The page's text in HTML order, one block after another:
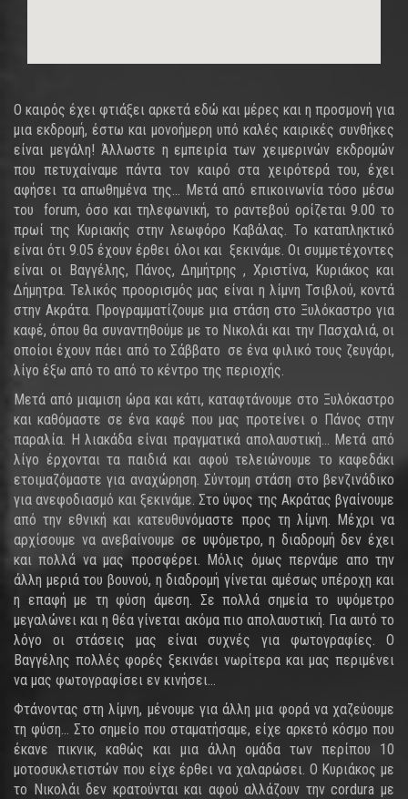
Ο καιρός έχει φτιάξει αρκετά εδώ και μέρες και η προσμονή για
μια εκδρομή, έστω και μονοήμερη υπό καλές καιρικές συνθήκες
είναι μεγάλη! Άλλωστε η εμπειρία των χειμερινών εκδρομών
που πετυχαίναμε πάντα τον καιρό στα χειρότερά του, έχει
αφήσει τα απωθημένα της… Μετά από επικοινωνία τόσο μέσω
του forum, όσο και τηλεφωνική, το ραντεβού ορίζεται 9.00 το
πρωί της Κυριακής στην λεωφόρο Καβάλας. Το καταπληκτικό
είναι ότι 9.05 έχουν έρθει όλοι και ξεκινάμε. Οι συμμετέχοντες
είναι οι Βαγγέλης, Πάνος, Δημήτρης , Χριστίνα, Κυριάκος και
Δήμητρα. Τελικός προορισμός μας είναι η λίμνη Τσιβλού, κοντά
στην Ακράτα. Προγραμματίζουμε μια στάση στο Ξυλόκαστρο για
καφέ, όπου θα συναντηθούμε με το Νικολάι και την Πασχαλιά, οι
οποίοι έχουν πάει από το Σάββατο σε ένα φιλικό τους ζευγάρι,
λίγο έξω από το από το κέντρο της περιοχής.
Μετά από μιαμιση ώρα και κάτι, καταφτάνουμε στο Ξυλόκαστρο
και καθόμαστε σε ένα καφέ που μας προτείνει ο Πάνος στην
παραλία. Η λιακάδα είναι πραγματικά απολαυστική… Μετά από
λίγο έρχονται τα παιδιά και αφού τελειώνουμε το καφεδάκι
ετοιμαζόμαστε για αναχώρηση. Σύντομη στάση στο βενζινάδικο
για ανεφοδιασμό και ξεκινάμε. Στο ύψος της Ακράτας βγαίνουμε
από την εθνική και κατευθυνόμαστε προς τη λίμνη. Μέχρι να
αρχίσουμε να ανεβαίνουμε σε υψόμετρο, η διαδρομή δεν έχει
και πολλά να μας προσφέρει. Μόλις όμως περνάμε απο την
άλλη μεριά του βουνού, η διαδρομή γίνεται αμέσως υπέροχη και
η επαφή με τη φύση άμεση. Σε πολλά σημεία το υψόμετρο
μεγαλώνει και η θέα γίνεται ακόμα πιο απολαυστική. Για αυτό το
λόγο οι στάσεις μας είναι συχνές για φωτογραφίες. Ο
Βαγγέλης πολλές φορές ξεκινάει νωρίτερα και μας περιμένει
να μας φωτογραφίσει εν κινήσει…
Φτάνοντας στη λίμνη, μένουμε για άλλη μια φορά να χαζεύουμε
τη φύση… Στο σημείο που σταματήσαμε, είχε αρκετό κόσμο που
έκανε πικνικ, καθώς και μια άλλη ομάδα των περίπου 10
μοτοσυκλετιστών που είχε έρθει να χαλαρώσει. O Κυριάκος με
το Νικολάι δεν κρατούνται και αφού αλλάζουν την cordura με